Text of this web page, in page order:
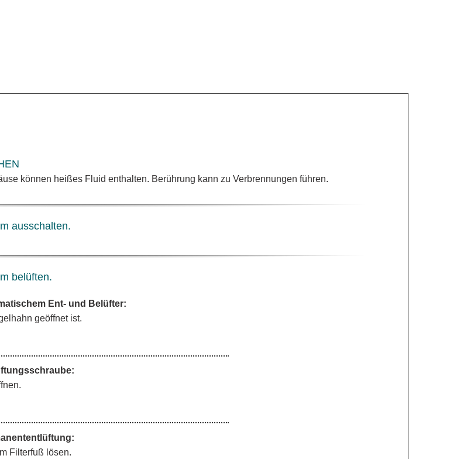
können heißes Fluid enthalten. Berührung kann zu Verbrennungen führen.
ausschalten.
belüften.
Ent- und Belüfter:
geöffnet ist.
Filterfuß lösen.